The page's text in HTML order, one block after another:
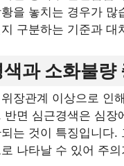
을 놓치는 경우가
구분하는 기준과
과 소화불량
장관계 이상으로 인
반면 심근경색은 심
는 것이 특징입니다
나타날 수 있어 주